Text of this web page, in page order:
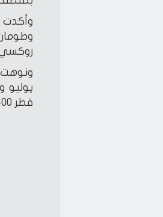
وأكدت
يوليو
قطر 400 مم بجسر السويس.